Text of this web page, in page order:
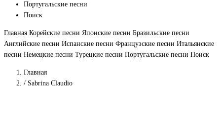
Португальские песни
Поиск
Главная Корейские песни Японские песни Бразильские песни
Английские песни Испанские песни Французские песни Итальянские
песни Немецкие песни Турецкие песни Португальские песни Поиск
Главная
/ Sabrina Claudio